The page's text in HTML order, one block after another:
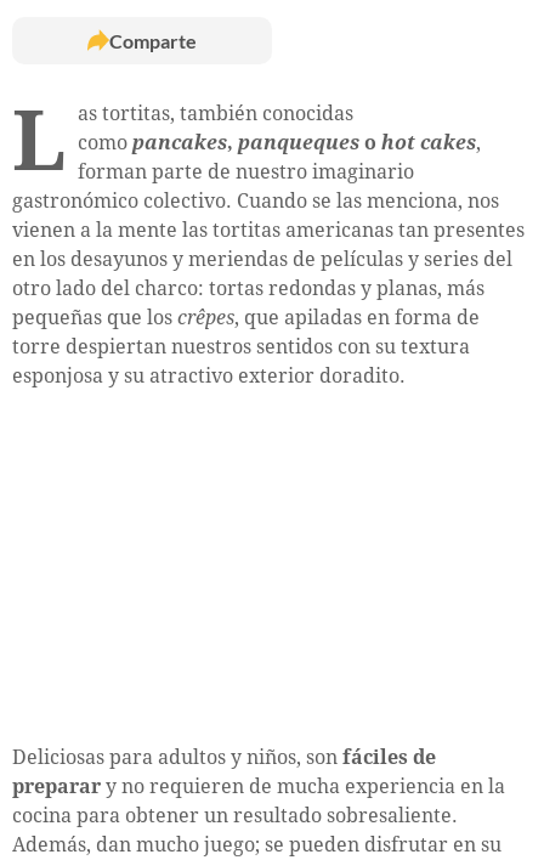
Comparte
L as tortitas, también conocidas
como pancakes, panqueques o hot cakes,
forman parte de nuestro imaginario
gastronómico colectivo. Cuando se las menciona, nos
vienen a la mente las tortitas americanas tan presentes
en los desayunos y meriendas de películas y series del
otro lado del charco: tortas redondas y planas, más
pequeñas que los crêpes, que apiladas en forma de
torre despiertan nuestros sentidos con su textura
esponjosa y su atractivo exterior doradito.
Deliciosas para adultos y niños, son fáciles de
preparar y no requieren de mucha experiencia en la
cocina para obtener un resultado sobresaliente.
Además, dan mucho juego; se pueden disfrutar en su